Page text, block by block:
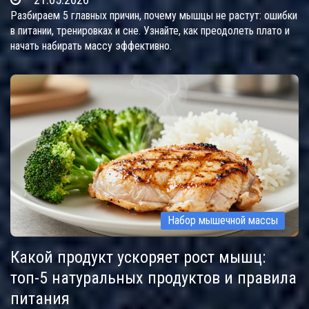
Разбираем 5 главных причин, почему мышцы не растут: ошибки
в питании, тренировках и сне. Узнайте, как преодолеть плато и
начать набирать массу эффективно.
Набор мышечной массы
Какой продукт ускоряет рост мышц:
топ-5 натуральных продуктов и правила
питания